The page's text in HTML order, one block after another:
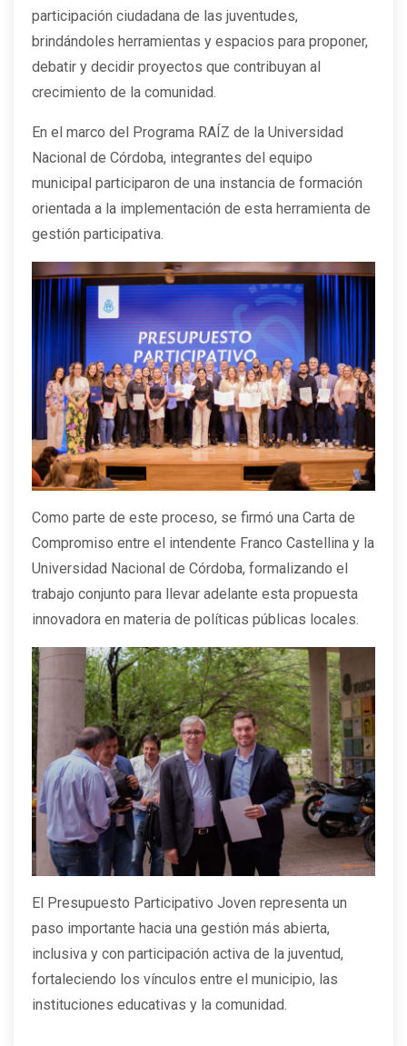
participación ciudadana de las juventudes,
brindándoles herramientas y espacios para proponer,
debatir y decidir proyectos que contribuyan al
crecimiento de la comunidad.
En el marco del Programa RAÍZ de la Universidad
Nacional de Córdoba, integrantes del equipo
municipal participaron de una instancia de formación
orientada a la implementación de esta herramienta de
gestión participativa.
Como parte de este proceso, se firmó una Carta de
Compromiso entre el intendente Franco Castellina y la
Universidad Nacional de Córdoba, formalizando el
trabajo conjunto para llevar adelante esta propuesta
innovadora en materia de políticas públicas locales.
El Presupuesto Participativo Joven representa un
paso importante hacia una gestión más abierta,
inclusiva y con participación activa de la juventud,
fortaleciendo los vínculos entre el municipio, las
instituciones educativas y la comunidad.